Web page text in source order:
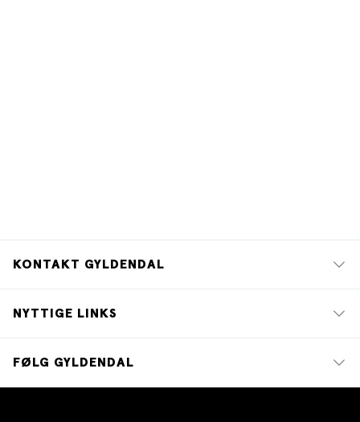
KONTAKT GYLDENDAL
NYTTIGE LINKS
FØLG GYLDENDAL